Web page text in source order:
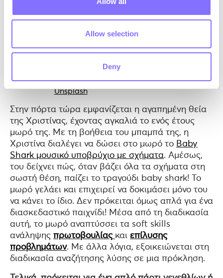
Allow selection
Deny
Photo byBruno Martinson
Unsplash
Στην πόρτα τώρα εμφανίζεται η αγαπημένη θεία
της Χριστίνας, έχοντας αγκαλιά το ενός έτους
μωρό της. Με τη βοήθεια του μπαμπά της, η
Χριστίνα διαλέγει να δώσει στο μωρό το Baby
Shark μουσικό υποβρύχιο με σχήματα. Αμέσως,
του δείχνει πώς, όταν βάζει όλα τα σχήματα στη
σωστή θέση, παίζει το τραγούδι baby shark! Το
μωρό γελάει και επιχειρεί να δοκιμάσει μόνο του
να κάνει το ίδιο. Δεν πρόκειται όμως απλά για ένα
διασκεδαστικό παιχνίδι! Μέσα από τη διαδικασία
αυτή, το μωρό αναπτύσσει τα soft skills
ανάληψης πρωτοβουλίας και επίλυσης
προβλημάτων. Με άλλα λόγια, εξοικειώνεται στη
διαδικασία αναζήτησης λύσης σε μια πρόκληση.